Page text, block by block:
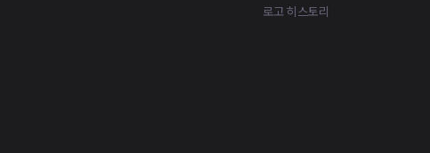
로고 히스토리